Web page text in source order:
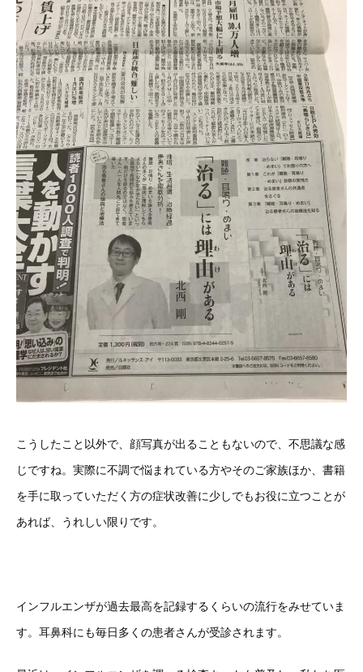
こうしたこと以外で、顔写真が出ることもないので、不思議な感
じですね。実際に不調で悩まれている方やそのご家族ほか、書籍
を手に取っていただく方の症状改善に少しでもお役に立つことが
あれば、うれしい限りです。
インフルエンザが過去最高を記録するくらいの流行をみせていま
す。耳鼻科にも毎日多くの患者さんが受診されます。